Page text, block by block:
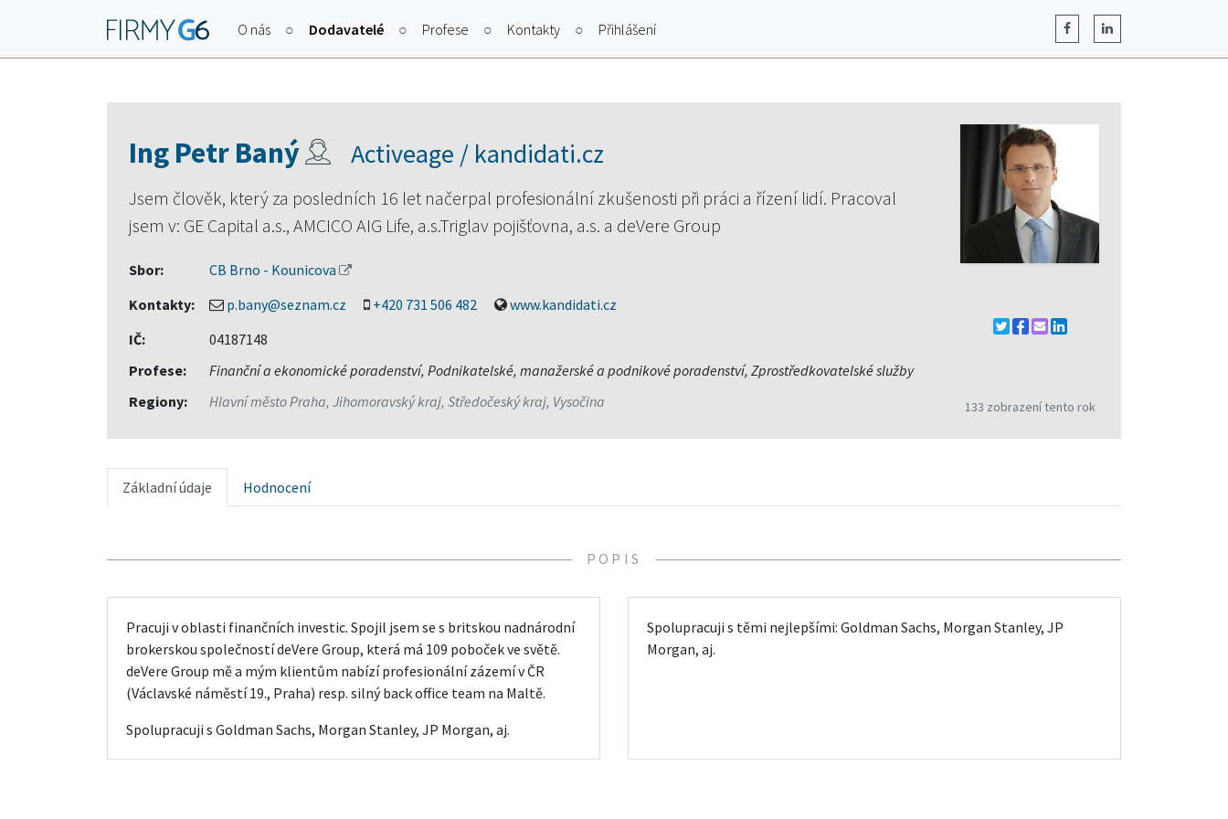
O nás Dodavatelé Profese Kontakty Přihlášení
Ing Petr Baný Activeage / kandidati.cz
Jsem člověk, který za posledních 16 let načerpal profesionální zkušenosti při práci a řízení lidí. Pracoval
jsem v: GE Capital a.s., AMCICO AIG Life, a.s.Triglav pojišťovna, a.s. a deVere Group
Sbor:
CB Brno - Kounicova
Kontakty:
p.bany@seznam.cz +420 731 506 482
www.kandidati.cz
IČ:
04187148
Profese:
Finanční a ekonomické poradenství, Podnikatelské, manažerské a podnikové poradenství, Zprostředkovatelské služby
Regiony:
Hlavní město Praha, Jihomoravský kraj, Středočeský kraj, Vysočina 133 zobrazení tento rok
Základní údaje Hodnocení
POPIS
Pracuji v oblasti finančních investic. Spojil jsem se s britskou nadnárodní
brokerskou společností deVere Group, která má 109 poboček ve světě.
deVere Group mě a mým klientům nabízí profesionální zázemí v ČR
(Václavské náměstí 19., Praha) resp. silný back office team na Maltě.
Spolupracuji s Goldman Sachs, Morgan Stanley, JP Morgan, aj.
Spolupracuji s těmi nejlepšími: Goldman Sachs, Morgan Stanley, JP
Morgan, aj.